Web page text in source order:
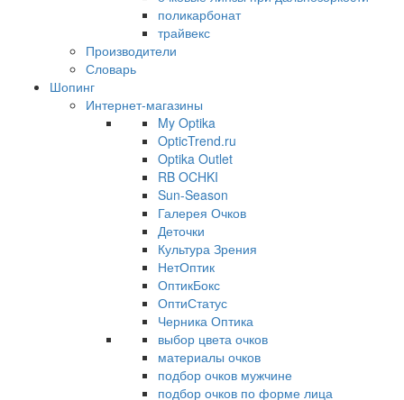
поликарбонат
трайвекс
Производители
Словарь
Шопинг
Интернет-магазины
My Optika
OpticTrend.ru
Optika Outlet
RB OCHKI
Sun-Season
Галерея Очков
Деточки
Культура Зрения
НетОптик
ОптикБокс
ОптиСтатус
Черника Оптика
выбор цвета очков
материалы очков
подбор очков мужчине
подбор очков по форме лица